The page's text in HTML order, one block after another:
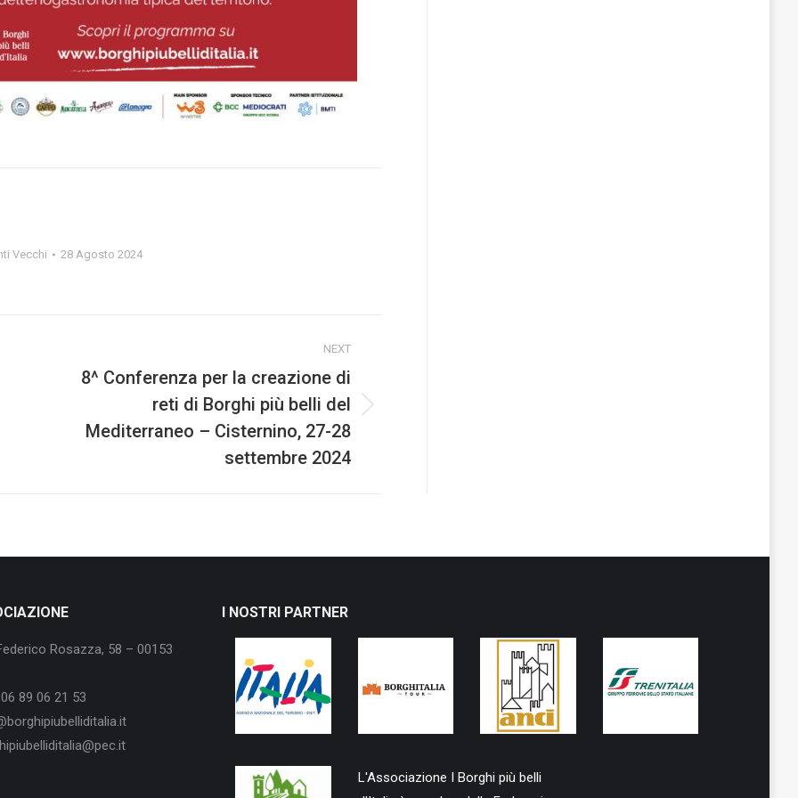
Vecchi 28 Agosto 2024
NEXT
post:
8^ Conferenza per la creazione di
reti di Borghi più belli del
Mediterraneo – Cisternino, 27-28
settembre 2024
Rosazza, 58 – 00153
89 06 21 53
I NOSTRI PARTNER
L'Associazione I Borghi più belli